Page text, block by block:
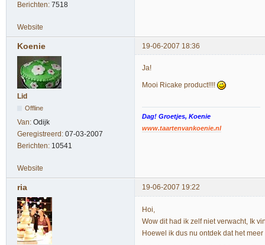
Berichten: 7518
Website
Koenie 19-06-2007 18:36
Lid
Offline
Van: Odijk
Geregistreerd: 07-03-2007
Berichten: 10541
Ja!
Mooi Ricake product!!!!
Dag! Groetjes, Koenie
www.taartenvankoenie.nl
Website
ria 19-06-2007 19:22
Hoi,
Wow dit had ik zelf niet verwacht, Ik
Hoewel ik dus nu ontdek dat het